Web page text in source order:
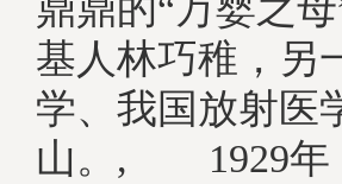
基人林巧稚，另
学、我国放射医
山。, 1929年